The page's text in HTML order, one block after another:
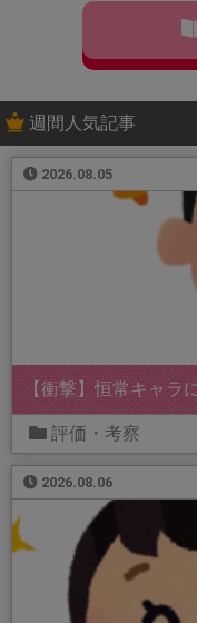
週間人気記事
2026.08.05
【衝撃】恒常キャラ
評価・考察
2026.08.06